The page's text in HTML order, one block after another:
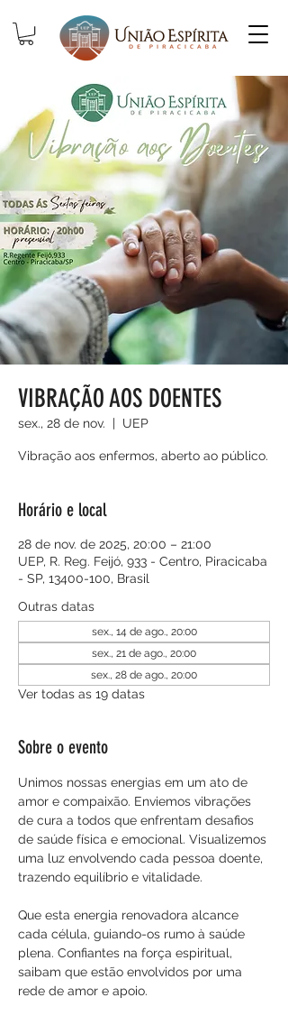
VIBRAÇÃO AOS DOENTES
sex., 28 de nov.
  |
UEP
Vibração aos enfermos, aberto ao público.
Horário e local
28 de nov. de 2025, 20:00 – 21:00
UEP, R. Reg. Feijó, 933 - Centro, Piracicaba
- SP, 13400-100, Brasil
Outras datas
sex., 14 de ago., 20:00
sex., 21 de ago., 20:00
sex., 28 de ago., 20:00
Ver todas as 19 datas
Sobre o evento
Unimos nossas energias em um ato de
amor e compaixão. Enviemos vibrações
de cura a todos que enfrentam desafios
de saúde física e emocional. Visualizemos
uma luz envolvendo cada pessoa doente,
trazendo equilíbrio e vitalidade.
Que esta energia renovadora alcance
cada célula, guiando-os rumo à saúde
plena. Confiantes na força espiritual,
saibam que estão envolvidos por uma
rede de amor e apoio.